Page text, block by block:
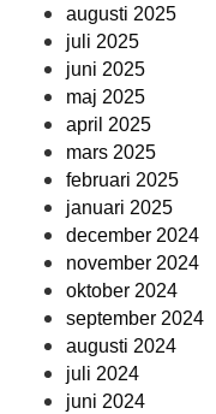
augusti 2025
juli 2025
juni 2025
maj 2025
april 2025
mars 2025
februari 2025
januari 2025
december 2024
november 2024
oktober 2024
september 2024
augusti 2024
juli 2024
juni 2024